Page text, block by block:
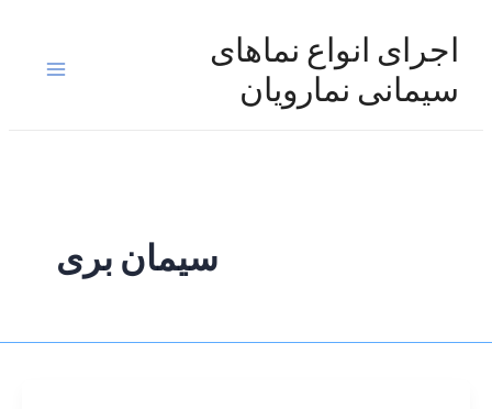
اجرای انواع نماهای
سیمانی نمارویان
Main
سیمان بری